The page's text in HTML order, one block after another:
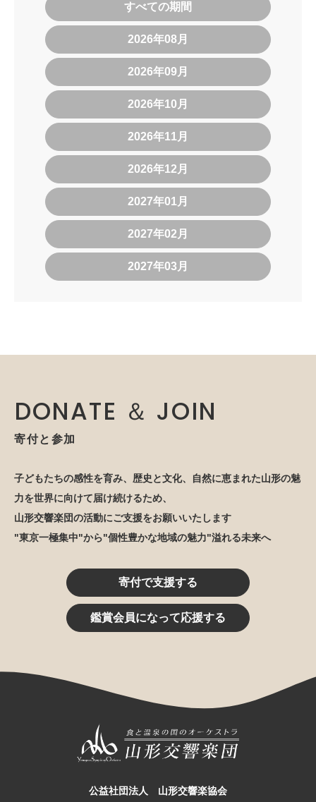
すべての期間
2026年08月
2026年09月
2026年10月
2026年11月
2026年12月
2027年01月
2027年02月
2027年03月
DONATE ＆ JOIN
寄付と参加
子どもたちの感性を育み、歴史と文化、自然に恵まれた山形の魅
力を世界に向けて届け続けるため、
山形交響楽団の活動にご支援をお願いいたします
"東京一極集中"から"個性豊かな地域の魅力"溢れる未来へ
寄付で支援する
鑑賞会員になって応援する
公益社団法人 山形交響楽協会